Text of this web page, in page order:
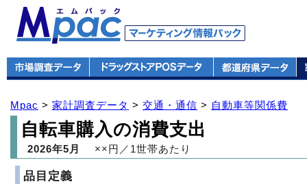
Mpac > 家計調査データ > 交通・通信 > 自動車等関係費
自転車購入の消費支出
2026年5月 ××円／1世帯あたり
品目定義